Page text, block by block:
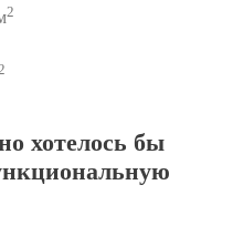
2
2
хотелось бы